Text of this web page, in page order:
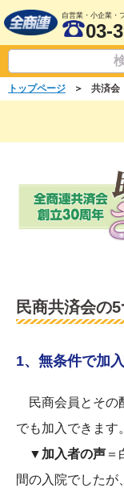
自営業・小企業・
03-
トップページ ＞ 共済会
民商共済会の
1、無条件で加
民商会員とその
でも加入できます
▼加入者の声 ＝
間の入院でしたが